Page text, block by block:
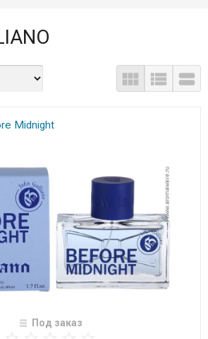
Midnight
Под заказ